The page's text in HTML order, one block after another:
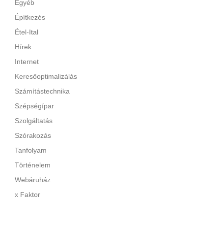
Egyéb
Építkezés
Étel-Ital
Hírek
Internet
Keresőoptimalizálás
Számítástechnika
Szépségípar
Szolgáltatás
Szórakozás
Tanfolyam
Történelem
Webáruház
x Faktor